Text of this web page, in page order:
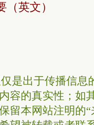
（英文）
是出于传播信息
容的真实性；如
留本网站注明的